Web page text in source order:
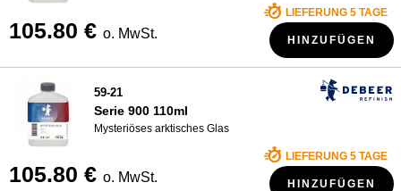
105.80 € o. MwSt.
LIEFERUNG 5 TAGE
HINZUFÜGEN
59-21
Serie 900 110ml
Mysteriöses arktisches Glas
105.80 € o. MwSt.
LIEFERUNG 5 TAGE
HINZUFÜGEN